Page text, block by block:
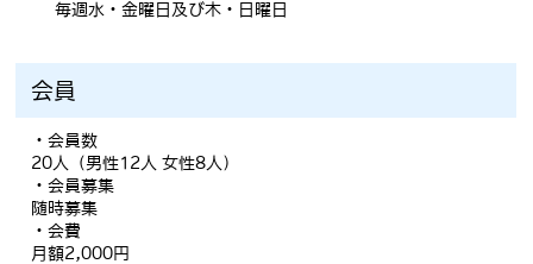
毎週水・金曜日及び木・日曜日
会員
・会員数
20人（男性12人 女性8人）
・会員募集
随時募集
・会費
月額2,000円